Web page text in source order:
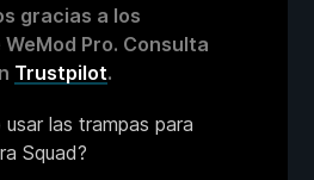
gracias a los
Pro. Consulta
Trustpilot.
las trampas para
Squad?